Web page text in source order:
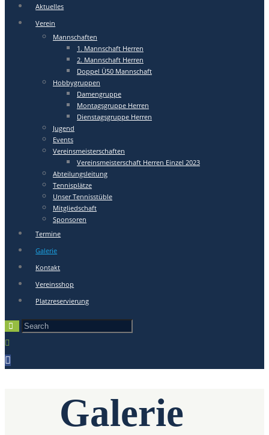
Aktuelles
Verein
Mannschaften
1. Mannschaft Herren
2. Mannschaft Herren
Doppel Ü50 Mannschaft
Hobbygruppen
Damengruppe
Montagsgruppe Herren
Dienstagsgruppe Herren
Jugend
Events
Vereinsmeisterschaften
Vereinsmeisterschaft Herren Einzel 2023
Abteilungsleitung
Tennisplätze
Unser Tennisstüble
Mitgliedschaft
Sponsoren
Termine
Galerie
Kontakt
Vereinsshop
Platzreservierung
Galerie